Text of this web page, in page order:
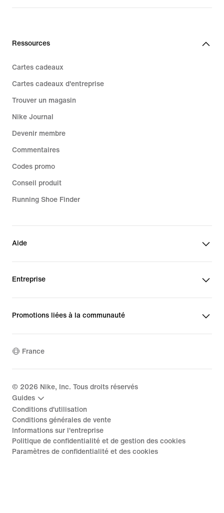
Ressources
Cartes cadeaux
Cartes cadeaux d'entreprise
Trouver un magasin
Nike Journal
Devenir membre
Commentaires
Codes promo
Conseil produit
Running Shoe Finder
Aide
Entreprise
Promotions liées à la communauté
France
© 2026 Nike, Inc. Tous droits réservés
Guides
Conditions d'utilisation
Conditions générales de vente
Informations sur l'entreprise
Politique de confidentialité et de gestion des cookies
Paramètres de confidentialité et des cookies